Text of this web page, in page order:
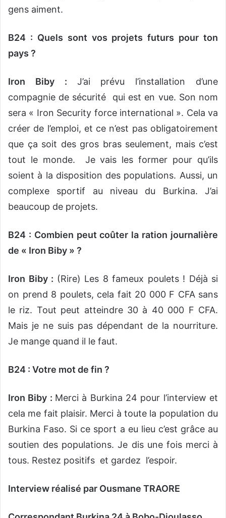
gens aiment.
B24 : Quels sont vos projets futurs pour ton
pays ?
Iron Biby : J’ai prévu l’installation d’une
compagnie de sécurité qui est en vue. Son nom
sera « Iron Security force international ». Cela va
créer de l’emploi, et ce n’est pas obligatoirement
que ça soit des gros bras seulement, mais c’est
tout le monde. Je vais les former pour qu’ils
soient à la disposition des populations. Aussi, un
complexe sportif au niveau du Burkina. J’ai
beaucoup de projets.
B24 : Combien peut coûter la ration journalière
de « Iron Biby » ?
Iron Biby : (Rire) Les 8 fameux poulets ! Déjà si
on prend 8 poulets, cela fait 20 000 F CFA sans
le riz. Tout peut atteindre 30 à 40 000 F CFA.
Mais je ne suis pas dépendant de la nourriture.
Je mange quand il le faut.
B24 : Votre mot de fin ?
Iron Biby : Merci à Burkina 24 pour l’interview et
cela me fait plaisir. Merci à toute la population du
Burkina Faso. Si ce sport a eu lieu c’est grâce au
soutien des populations. Je dis une fois merci à
tous. Restez positifs et gardez l’espoir.
Interview réalisé par Ousmane TRAORE